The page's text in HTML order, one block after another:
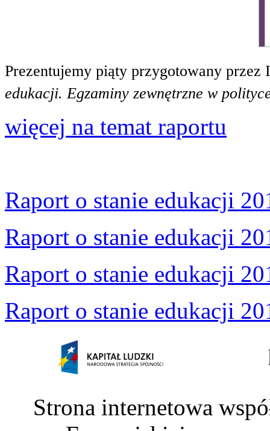
Prezentujemy piąty przygotowany
edukacji. Egzaminy zewnętrzne w
więcej na temat raportu
Raport o stanie edukacji
Raport o stanie edukacji
Raport o stanie edukacji
Raport o stanie edukacji
Strona internetowa